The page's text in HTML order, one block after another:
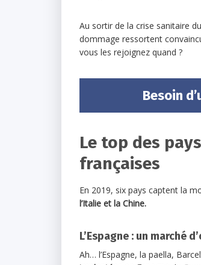
Au sortir de la crise sanitaire
dommage ressortent
vous les rejoignez quand ?
Besoin
Le top des
françaises
En 2019, six pays captent la
l’Italie et la Chine.
L’Espagne : un marché
Ah… l’Espagne, la paella,